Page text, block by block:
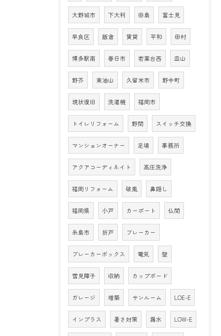
大野城市 下大利 田島 富士見
早良区 飯倉 賃貸 平和 田村
博多駅南 春日市 若葉台西 皿山
野芥 東油山 久留米市 野中町
現状復旧 洗濯機 福岡市
トイレリフォーム 野間 スイッチ交換
マンションオーナー 足場 事務所
アクアコーディネイト 高圧洗浄
福岡リフォーム 破風 鼻隠し
福岡県 小戸 カーポート 仏間
糸島市 折戸 ブレーカー
ブレーカーボックス 電気 壁
雪見障子 収納 カップボード
ガレージ 増築 サンルーム LOE-E
インプラス 暑さ対策 漏水 LOW-E